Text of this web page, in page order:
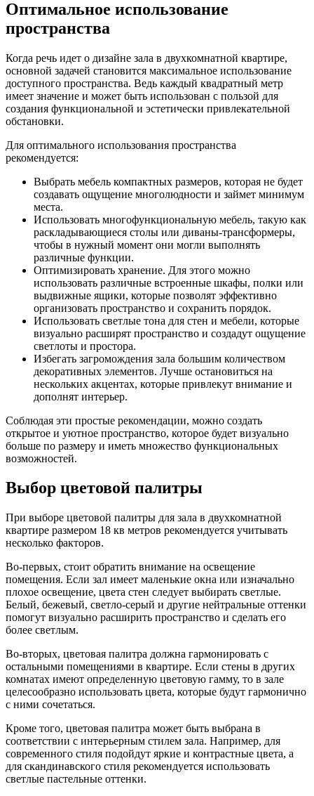
Оптимальное использование
пространства
Когда речь идет о дизайне зала в двухкомнатной квартире,
основной задачей становится максимальное использование
доступного пространства. Ведь каждый квадратный метр
имеет значение и может быть использован с пользой для
создания функциональной и эстетически привлекательной
обстановки.
Для оптимального использования пространства
рекомендуется:
Выбрать мебель компактных размеров, которая не будет
создавать ощущение многолюдности и займет минимум
места.
Использовать многофункциональную мебель, такую как
раскладывающиеся столы или диваны-трансформеры,
чтобы в нужный момент они могли выполнять
различные функции.
Оптимизировать хранение. Для этого можно
использовать различные встроенные шкафы, полки или
выдвижные ящики, которые позволят эффективно
организовать пространство и сохранить порядок.
Использовать светлые тона для стен и мебели, которые
визуально расширят пространство и создадут ощущение
светлоты и простора.
Избегать загромождения зала большим количеством
декоративных элементов. Лучше остановиться на
нескольких акцентах, которые привлекут внимание и
дополнят интерьер.
Соблюдая эти простые рекомендации, можно создать
открытое и уютное пространство, которое будет визуально
больше по размеру и иметь множество функциональных
возможностей.
Выбор цветовой палитры
При выборе цветовой палитры для зала в двухкомнатной
квартире размером 18 кв метров рекомендуется учитывать
несколько факторов.
Во-первых, стоит обратить внимание на освещение
помещения. Если зал имеет маленькие окна или изначально
плохое освещение, цвета стен следует выбирать светлые.
Белый, бежевый, светло-серый и другие нейтральные оттенки
помогут визуально расширить пространство и сделать его
более светлым.
Во-вторых, цветовая палитра должна гармонировать с
остальными помещениями в квартире. Если стены в других
комнатах имеют определенную цветовую гамму, то в зале
целесообразно использовать цвета, которые будут гармонично
с ними сочетаться.
Кроме того, цветовая палитра может быть выбрана в
соответствии с интерьерным стилем зала. Например, для
современного стиля подойдут яркие и контрастные цвета, а
для скандинавского стиля рекомендуется использовать
светлые пастельные оттенки.